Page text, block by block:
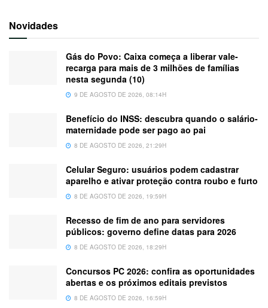
Novidades
Gás do Povo: Caixa começa a liberar vale-
recarga para mais de 3 milhões de famílias
nesta segunda (10)
9 DE AGOSTO DE 2026, 08:14H
Benefício do INSS: descubra quando o salário-
maternidade pode ser pago ao pai
8 DE AGOSTO DE 2026, 21:29H
Celular Seguro: usuários podem cadastrar
aparelho e ativar proteção contra roubo e furto
8 DE AGOSTO DE 2026, 19:59H
Recesso de fim de ano para servidores
públicos: governo define datas para 2026
8 DE AGOSTO DE 2026, 18:29H
Concursos PC 2026: confira as oportunidades
abertas e os próximos editais previstos
8 DE AGOSTO DE 2026, 16:59H